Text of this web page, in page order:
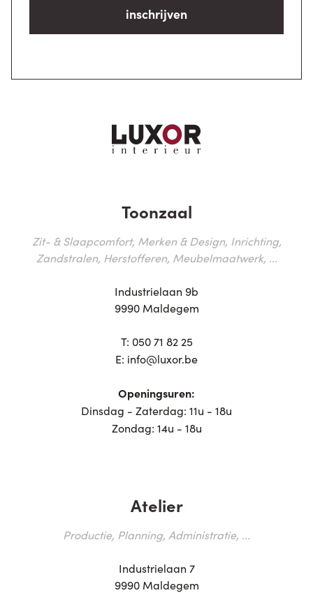
inschrijven
Toonzaal
Zit- & Slaapcomfort, Merken & Design, Inrichting,
Zandstralen, Herstofferen, Meubelmaatwerk, ...
Industrielaan 9b
9990 Maldegem
T: 050 71 82 25
E: info@luxor.be
Openingsuren:
Dinsdag - Zaterdag: 11u - 18u
Zondag: 14u - 18u
Atelier
Productie, Planning, Administratie, ...
Industrielaan 7
9990 Maldegem